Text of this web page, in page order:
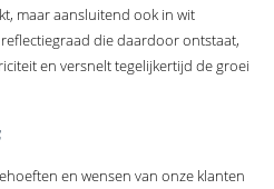
maar aansluitend ook in wit
die daardoor ontstaat,
en versnelt tegelijkertijd de groei
en wensen van onze klanten